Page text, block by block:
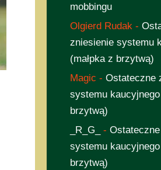
mobbingu
Olgierd Rudak -
zniesienie systemu
(małpka z brzytwą)
Magic - Ostateczne
systemu kaucyjnego
brzytwą)
_R_G_
-
systemu kaucyjnego
brzytwą)